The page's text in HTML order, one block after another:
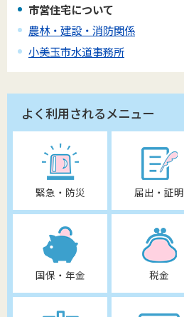
市営住宅について
農林・建設・消防関係
小美玉市水道事務所
よく利用されるメニュー
緊急・防災 届出・証明
国保・年金 税金